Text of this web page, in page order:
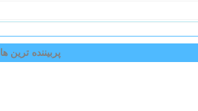
پربیننده ترین ها